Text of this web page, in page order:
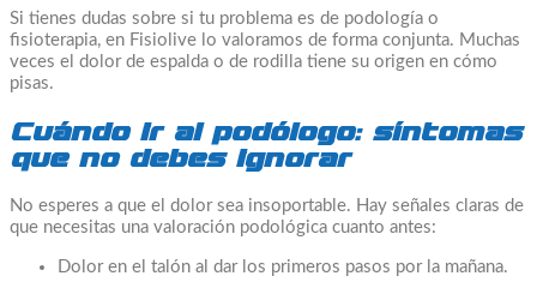
Si tienes dudas sobre si tu problema es de podología o
fisioterapia, en Fisiolive lo valoramos de forma conjunta. Muchas
veces el dolor de espalda o de rodilla tiene su origen en cómo
pisas.
Cuándo ir al podólogo: síntomas
que no debes ignorar
No esperes a que el dolor sea insoportable. Hay señales claras de
que necesitas una valoración podológica cuanto antes:
Dolor en el talón al dar los primeros pasos por la mañana.